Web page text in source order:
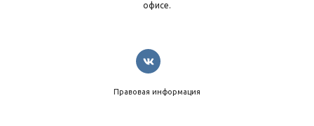
офисе.
Правовая информация